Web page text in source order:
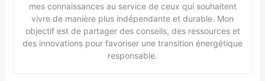
mes connaissances au service de ceux qui souhaitent
vivre de manière plus indépendante et durable. Mon
objectif est de partager des conseils, des ressources et
des innovations pour favoriser une transition énergétique
responsable.